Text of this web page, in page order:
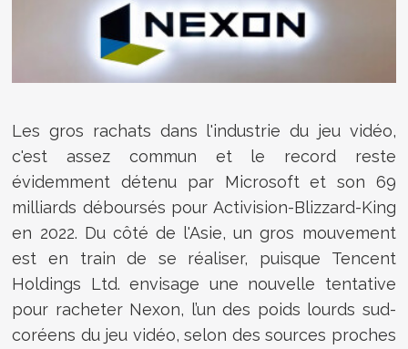
Les gros rachats dans l'industrie du jeu vidéo,
c'est assez commun et le record reste
évidemment détenu par Microsoft et son 69
milliards déboursés pour Activision-Blizzard-King
en 2022. Du côté de l'Asie, un gros mouvement
est en train de se réaliser, puisque Tencent
Holdings Ltd. envisage une nouvelle tentative
pour racheter Nexon, l’un des poids lourds sud-
coréens du jeu vidéo, selon des sources proches